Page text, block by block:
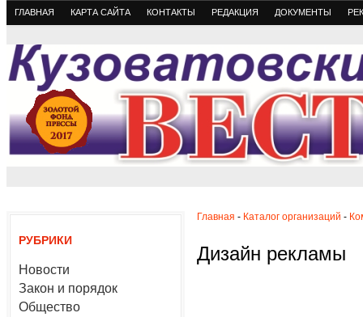
ГЛАВНАЯ КАРТА САЙТА КОНТАКТЫ РЕДАКЦИЯ ДОКУМЕНТЫ
РУБРИКИ
Новости
Закон и порядок
Общество
Главная - Каталог организаций -
Дизайн рекламы